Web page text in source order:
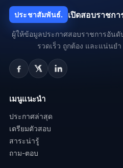
ประชาสัมพันธ์. เปิดสอบราชก
ผู้ให้ข้อมูลประกาศสอบราชการอันดั
รวดเร็ว ถูกต้อง และแน่นยำ
เมนูแนะนำ
ประกาศล่าสุด
เตรียมตัวสอบ